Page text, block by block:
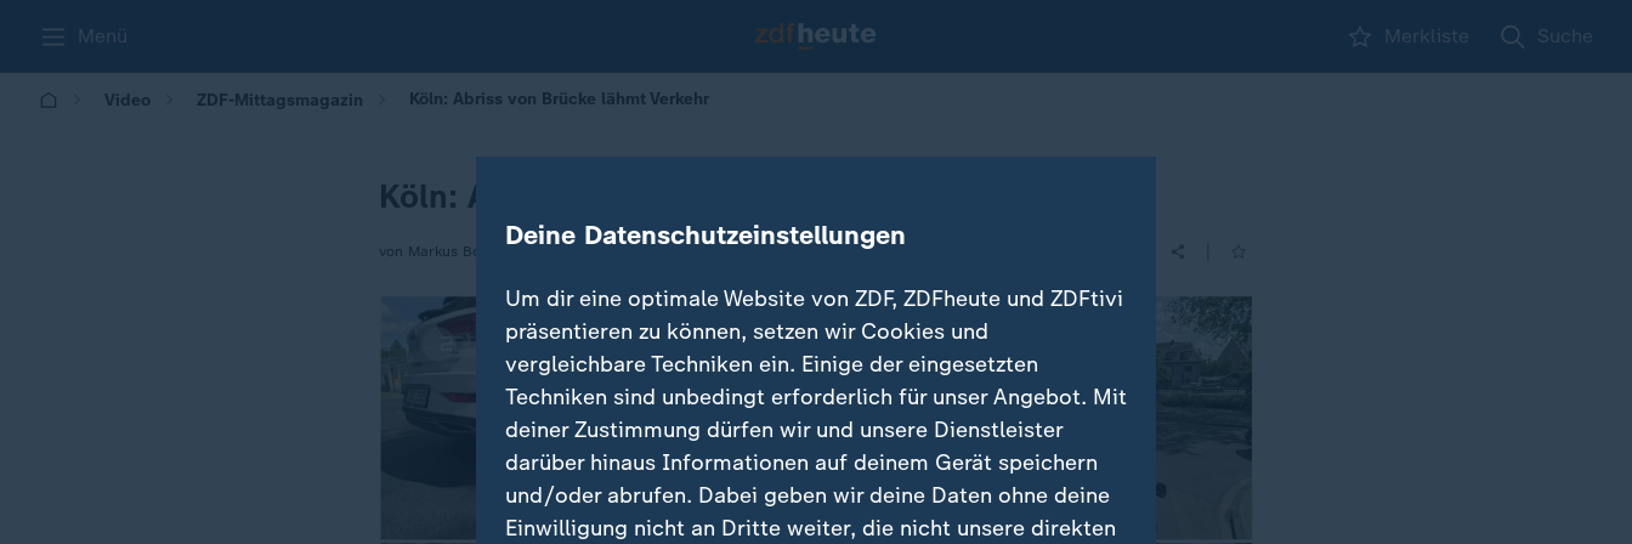
Menü Merkliste Suche
Video ZDF-Mittagsmagazin Köln: Abriss von Brücke lähmt Verkehr
Köln: Abriss von Brücke lähmt Verkehr
von Markus Bonkowski / Ludwig KlugDeine Datenschutzeinstellungen
Um dir eine optimale Website von ZDF, ZDFheute und ZDFtivi
präsentieren zu können, setzen wir Cookies und
vergleichbare Techniken ein. Einige der eingesetzten
Techniken sind unbedingt erforderlich für unser Angebot. Mit
deiner Zustimmung dürfen wir und unsere Dienstleister
darüber hinaus Informationen auf deinem Gerät speichern
und/oder abrufen. Dabei geben wir deine Daten ohne deine
Einwilligung nicht an Dritte weiter, die nicht unsere direkten